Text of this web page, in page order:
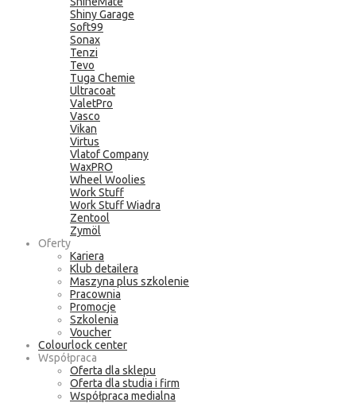
Shiny Garage
Soft99
Sonax
Tenzi
Tevo
Tuga Chemie
Ultracoat
ValetPro
Vasco
Vikan
Virtus
Vlatof Company
WaxPRO
Wheel Woolies
Work Stuff
Work Stuff Wiadra
Zentool
Zymöl
Oferty
Kariera
Klub detailera
Maszyna plus szkolenie
Pracownia
Promocje
Szkolenia
Voucher
Colourlock center
Współpraca
Oferta dla sklepu
Oferta dla studia i firm
Współpraca medialna